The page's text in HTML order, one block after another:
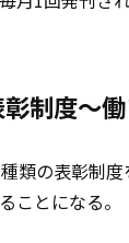
制度～
類の表彰制
ことになる。